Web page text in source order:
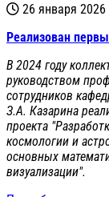
26 января 2026
Реализован
В 2024 году
руководством
сотрудников
З.А. Казарина
проекта
космологии и
основных
визуализации".